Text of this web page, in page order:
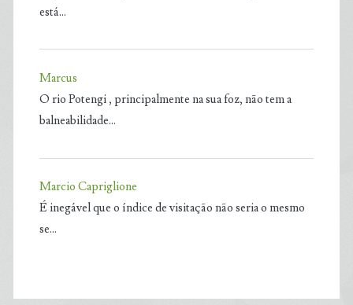
está…
Marcus
O rio Potengi , principalmente na sua foz, não tem a
balneabilidade…
Marcio Capriglione
É inegável que o índice de visitação não seria o mesmo
se…